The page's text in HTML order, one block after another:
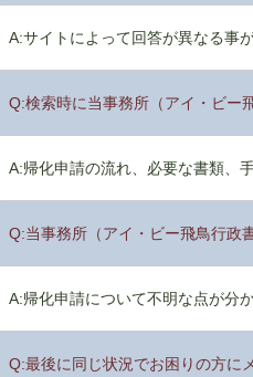
A:サイトによって回答が異なる事
Q:検索時に当事務所（アイ・ビー
A:帰化申請の流れ、必要な書類、
Q:当事務所（アイ・ビー飛鳥行政
A:帰化申請について不明な点が分
Q:最後に同じ状況でお困りの方に